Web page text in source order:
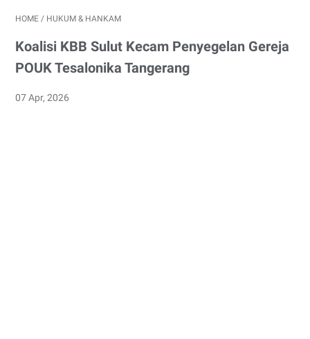
HOME / HUKUM & HANKAM
Koalisi KBB Sulut Kecam Penyegelan Gereja
POUK Tesalonika Tangerang
07 Apr, 2026